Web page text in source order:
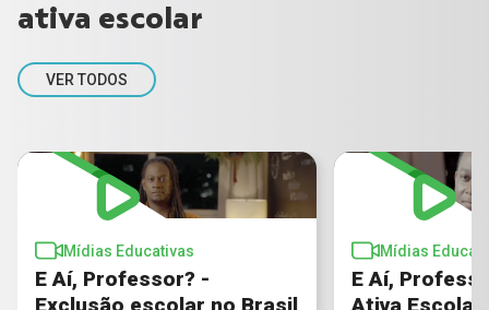
ativa escolar
VER TODOS
Mídias Educativas
E Aí, Professor? -
Exclusão escolar no Brasil
Mídias
E Aí,
Ativa Escolar